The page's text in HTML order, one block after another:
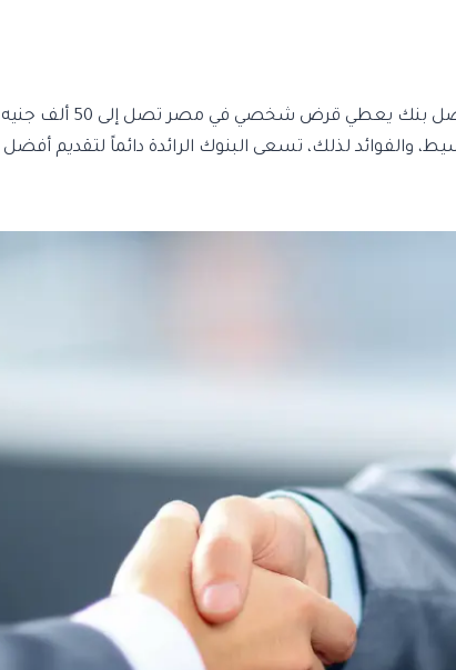
عند حاجتك إلى تمويل، غالباً ما
لذلك، تسعى البنوك الرائدة دائماً لتقديم